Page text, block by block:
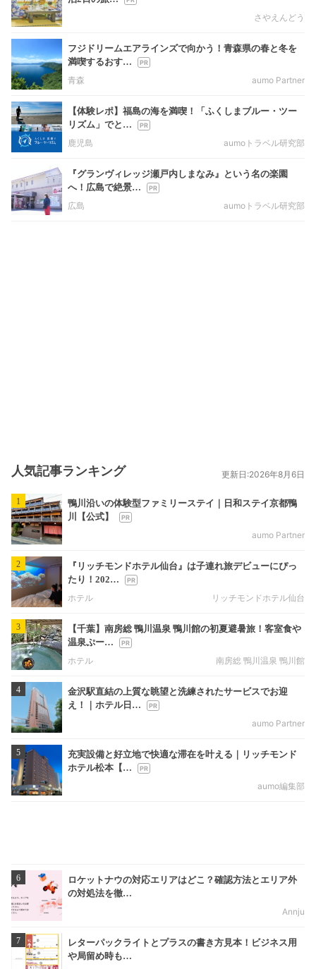
さやえんどう
フジドリームエアラインズで向かう！青森県の春と冬を
満喫するおす…
青森
aumo Partner
【体験レポ】福島の海を満喫！「ふくしまブルー・ツー
リズム」でと…
鹿児島
aumoトラベル研究部
『グランヴィレッジ瀬戸内しまなみ』という名の楽園
へ！広島で絶景…
広島
aumoトラベル研究部
人気記事ランキング 更新日:2026年8月6日
1
鴨川沿いの体験型ファミリーステイ｜日和ステイ京都鴨
川【公式】
aumo Partner
2
『リッチモンドホテル仙台』は子連れ旅デビューにぴっ
たり！202…
ホテル
リッチモンドホテル仙台
3
【千葉】南房総 鴨川温泉 鴨川館の初夏避暑旅！客室食や
温泉ぷー…
ホテル
南房総 鴨川温泉 鴨川館
4
金沢駅直結の上質な眺望と洗練されたサービスでお迎
え！｜ホテル日…
aumo Partner
5
充実設備と好立地で快適な滞在を叶える｜リッチモンド
ホテル松本【…
aumo編集部
6
ロケットナウの対応エリアはどこ？確認方法とエリア外
の対処法を徹…
Annju
7
レターパックライトとプラスの書き方見本！ビジネス用
や局留め時も…